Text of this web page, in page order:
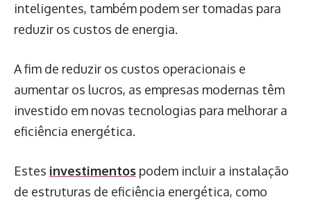
inteligentes, também podem ser tomadas para
reduzir os custos de energia.
A fim de reduzir os custos operacionais e
aumentar os lucros, as empresas modernas têm
investido em novas tecnologias para melhorar a
eficiência energética.
Estes investimentos podem incluir a instalação
de estruturas de eficiência energética, como